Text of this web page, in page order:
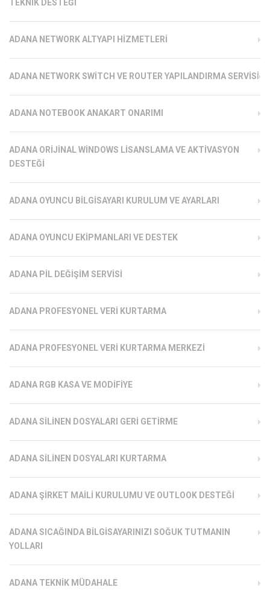
TEKNIK DESTEĞI
ADANA NETWORK ALTYAPI HIZMETLERI
ADANA NETWORK SWITCH VE ROUTER YAPILANDIRMA SERVISI
ADANA NOTEBOOK ANAKART ONARIMI
ADANA ORIJINAL WINDOWS LISANSLAMA VE AKTIVASYON
DESTEĞI
ADANA OYUNCU BILGISAYARI KURULUM VE AYARLARI
ADANA OYUNCU EKIPMANLARI VE DESTEK
ADANA PIL DEĞIŞIM SERVISI
ADANA PROFESYONEL VERI KURTARMA
ADANA PROFESYONEL VERI KURTARMA MERKEZI
ADANA RGB KASA VE MODIFIYE
ADANA SILINEN DOSYALARI GERI GETIRME
ADANA SILINEN DOSYALARI KURTARMA
ADANA ŞIRKET MAILI KURULUMU VE OUTLOOK DESTEĞI
ADANA SICAĞINDA BILGISAYARINIZI SOĞUK TUTMANIN
YOLLARI
ADANA TEKNIK MÜDAHALE